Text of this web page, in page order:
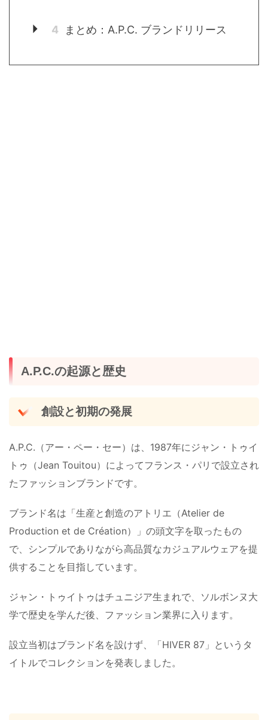
4 まとめ：A.P.C. ブランドリリース
A.P.C.の起源と歴史
創設と初期の発展
A.P.C.（アー・ペー・セー）は、1987年にジャン・トゥイ
トゥ（Jean Touitou）によってフランス・パリで設立され
たファッションブランドです​。
ブランド名は「生産と創造のアトリエ（Atelier de
Production et de Création）」の頭文字を取ったもの
で、シンプルでありながら高品質なカジュアルウェアを提
供することを目指しています。
ジャン・トゥイトゥはチュニジア生まれで、ソルボンヌ大
学で歴史を学んだ後、ファッション業界に入ります。
設立当初はブランド名を設けず、「HIVER 87」というタ
イトルでコレクションを発表しました​​。